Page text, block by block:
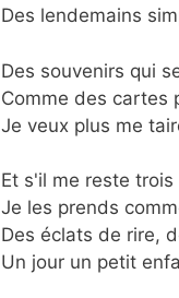
Des lendemains
Des souvenirs qui
Comme des cartes
Je veux plus me
Et s'il me reste
Je les prends
Des éclats de rire,
Un jour un petit